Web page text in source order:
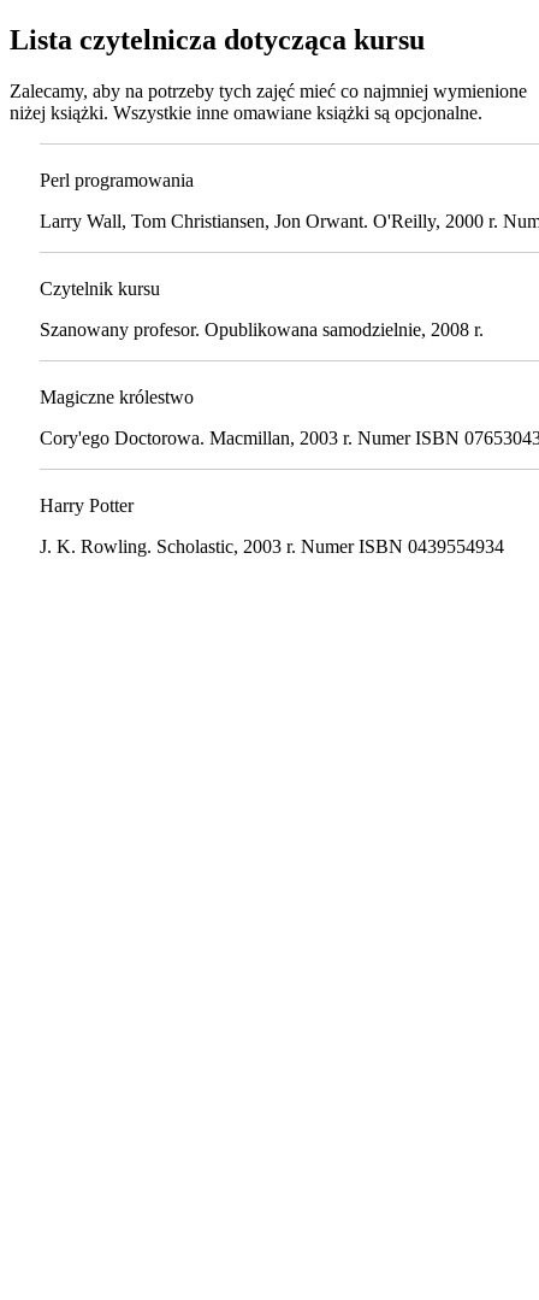
Lista czytelnicza dotycząca kursu
Zalecamy, aby na potrzeby tych zajęć mieć co najmniej wymienione
niżej książki. Wszystkie inne omawiane książki są opcjonalne.
Perl programowania
Larry Wall, Tom Christiansen, Jon Orwant. O'Reilly, 2000 r.
Czytelnik kursu
Szanowany profesor. Opublikowana samodzielnie, 2008 r.
Magiczne królestwo
Cory'ego Doctorowa. Macmillan, 2003 r. Numer ISBN
Harry Potter
J. K. Rowling. Scholastic, 2003 r. Numer ISBN 0439554934